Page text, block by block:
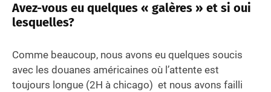
Avez-vous eu quelques « galères » et si oui
lesquelles?
Comme beaucoup, nous avons eu quelques soucis
avec les douanes américaines où l’attente est
toujours longue (2H à chicago) et nous avons failli